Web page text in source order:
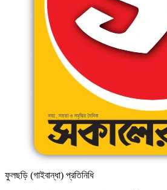
ফুলছড়ি (গাইবান্ধা) প্রতিনিধি